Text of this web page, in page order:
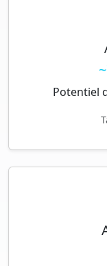
Potentiel